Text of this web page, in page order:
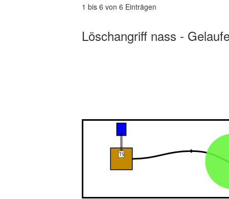
1 bis 6 von 6 Einträgen
Löschangriff nass -